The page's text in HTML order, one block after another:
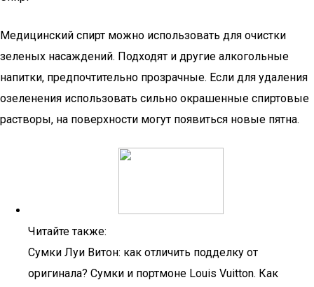
Медицинский спирт можно использовать для очистки
зеленых насаждений. Подходят и другие алкогольные
напитки, предпочтительно прозрачные. Если для удаления
озеленения использовать сильно окрашенные спиртовые
растворы, на поверхности могут появиться новые пятна.
Читайте также:
Сумки Луи Витон: как отличить подделку от
оригинала? Сумки и портмоне Louis Vuitton. Как